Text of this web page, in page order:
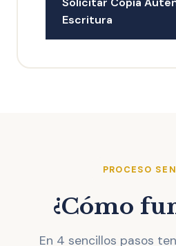
Escritura
PROCESO
¿Cómo
En 4 sencillos pasos